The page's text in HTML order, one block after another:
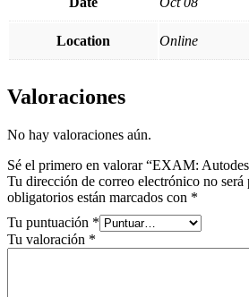
Location Online
Valoraciones
No hay valoraciones aún.
Sé el primero en valorar “EXAM:
Tu dirección de correo electrónico no será
obligatorios están marcados con *
Tu puntuación *
Tu valoración *